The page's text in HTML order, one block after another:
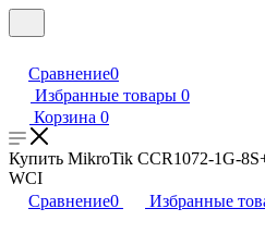
Сравнение0
Избранные товары 0
Корзина 0
Купить MikroTik CCR1072-1G-
WCI
Сравнение0 Избранные